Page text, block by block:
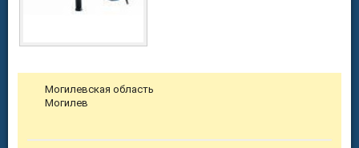
Могилевская область
Могилев